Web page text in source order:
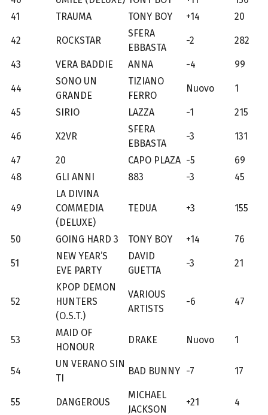
41
TRAUMA TONY BOY +14 20
42 ROCKSTAR
SFERA
EBBASTA
-2 282
43 VERA BADDIE ANNA -4 99
44
SONO UN
GRANDE
TIZIANO
FERRO
Nuovo 1
45 SIRIO LAZZA -1 215
46 X2VR
SFERA
EBBASTA
-3 131
47 20 CAPO PLAZA -5
69
48
GLI ANNI 883 -3 45
49
LA DIVINA
COMMEDIA
(DELUXE)
TEDUA +3 155
50 GOING HARD 3 TONY BOY +14 76
51
NEW YEAR’S
EVE PARTY
DAVID
GUETTA
-3 21
52
KPOP DEMON
HUNTERS
(O.S.T.)
VARIOUS
ARTISTS
-6 47
53
MAID OF
HONOUR
DRAKE Nuovo 1
54
UN VERANO SIN
TI
BAD BUNNY -7 17
55 DANGEROUS
MICHAEL
JACKSON
+21 4